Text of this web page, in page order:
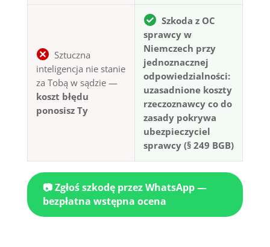
Sztuczna
inteligencja nie stanie
za Tobą w sądzie —
koszt błędu
ponosisz Ty
Szkoda z OC
sprawcy w
Niemczech przy
jednoznacznej
odpowiedzialności:
uzasadnione koszty
rzeczoznawcy co do
zasady pokrywa
ubezpieczyciel
sprawcy (§ 249 BGB)
📷 Zgłoś szkodę przez WhatsApp —
bezpłatna wstępna ocena